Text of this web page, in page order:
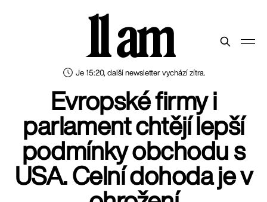
Je 15:20, další newsletter vychází zítra.
11 am
Evropské firmy i
parlament chtějí lepší
podmínky obchodu s
USA. Celní dohoda je v